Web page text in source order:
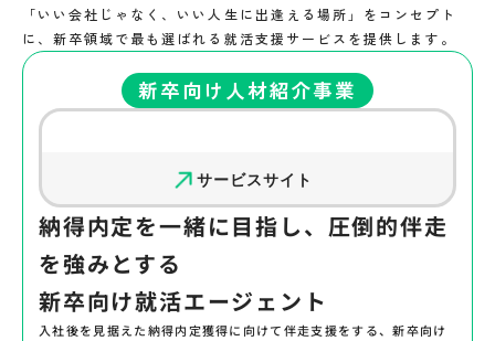
「いい会社じゃなく、いい人生に出逢える場所」をコンセプト
に、新卒領域で最も選ばれる就活支援サービスを提供します。
新卒向け人材紹介事業
サービスサイト
納得内定を一緒に⽬指し、圧倒的伴走
を強みとする
新卒向け就活エージェント
入社後を見据えた納得内定獲得に向けて伴走支援をする、新卒向け